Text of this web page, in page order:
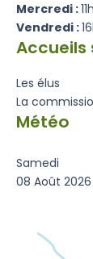
Mercredi :
Vendredi :
Accueils
Les élus
La
Météo
Samedi
08 Août 2026